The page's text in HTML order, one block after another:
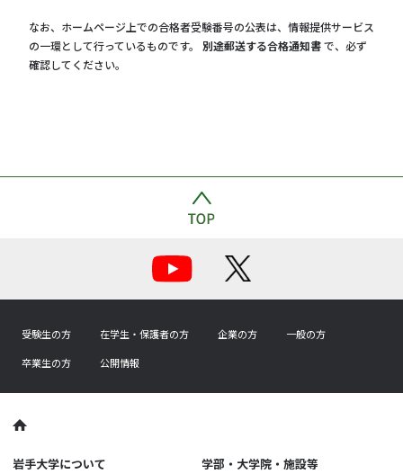
なお、ホームページ上での合格者受験番号の公表は、情報提供サービス
の一環として行っているものです。 別途郵送する合格通知書で、必ず
確認してください。
受験生の方 在学生・保護者の方 企業の方
一般の方
卒業生の方
公開情報
岩手大学について 学部・大学院・施設等